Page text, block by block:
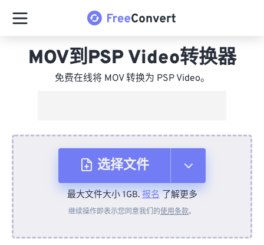
MOV到PSP Video转换器
免费在线将 MOV 转换为 PSP Video。
选择文件
从设备
最大文件大小 1GB.报名了解更多
继续操作即表示您同意我们的使用条款。